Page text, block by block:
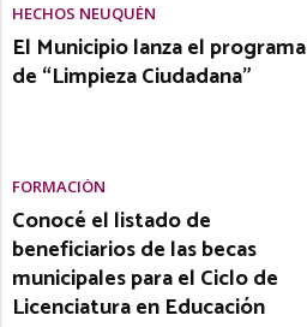
HECHOS NEUQUÉN
El Municipio lanza el programa
de “Limpieza Ciudadana”
FORMACIÓN
Conocé el listado de
beneficiarios de las becas
municipales para el Ciclo de
Licenciatura en Educación